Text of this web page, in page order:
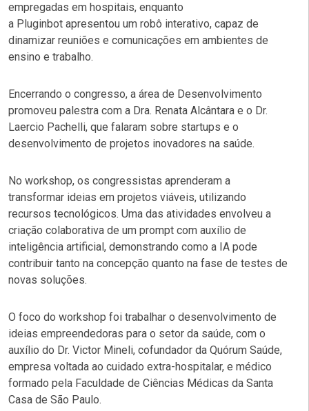
empregadas em hospitais, enquanto
a Pluginbot apresentou um robô interativo, capaz de
dinamizar reuniões e comunicações em ambientes de
ensino e trabalho.
Encerrando o congresso, a área de Desenvolvimento
promoveu palestra com a Dra. Renata Alcântara e o Dr.
Laercio Pachelli, que falaram sobre startups e o
desenvolvimento de projetos inovadores na saúde.
No workshop, os congressistas aprenderam a
transformar ideias em projetos viáveis, utilizando
recursos tecnológicos. Uma das atividades envolveu a
criação colaborativa de um prompt com auxílio de
inteligência artificial, demonstrando como a IA pode
contribuir tanto na concepção quanto na fase de testes de
novas soluções.
O foco do workshop foi trabalhar o desenvolvimento de
ideias empreendedoras para o setor da saúde, com o
auxílio do Dr. Victor Mineli, cofundador da Quórum Saúde,
empresa voltada ao cuidado extra-hospitalar, e médico
formado pela Faculdade de Ciências Médicas da Santa
Casa de São Paulo.